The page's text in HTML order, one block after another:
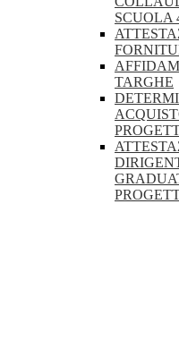
SCUOLA
TARGHE